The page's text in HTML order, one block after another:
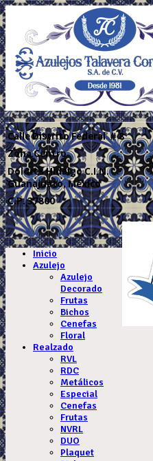
CalleDistrito Federal # 8
Zona Centro
Dolores Hidalgo C.I.N.
Guanajuato, México
C.P. 37800
.
Inicio
Azulejo
Azulejo
Decorado
Frutas
Bichos
Cenefas
Floral
Realzado
RVL
RDC
Metálicos
Especial
Cenefas
Frutas
NVRL
DUO
Plaquet